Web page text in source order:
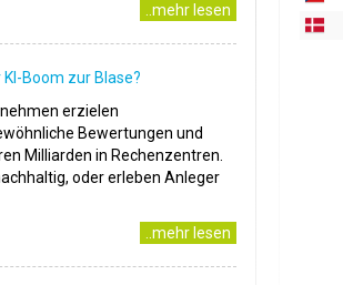
..mehr lesen
KI-Boom zur Blase?
erzielen
Bewertungen und
Milliarden in Rechenzentren.
oder erleben Anleger
..mehr lesen